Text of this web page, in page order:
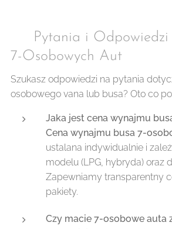
❓ Pytania i
7-Osobowych Aut
Szukasz odpowiedzi na pytania
osobowego vana lub busa? Oto co
Jaka jest cena wynajmu
Cena wynajmu busa 7-
ustalana indywidualnie i
modelu (LPG, hybryda) oraz
Zapewniamy transparentny
pakiety.
Czy macie 7-osobowe auta